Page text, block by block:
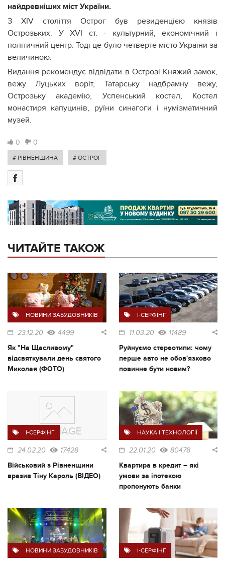
найдревніших міст України.
З XIV століття Острог був резиденцією князів
Острозьких. У XVI ст. - культурний, економічний і
політичний центр. Тоді це було четверте місто України за
величиною.
Видання рекомендує відвідати в Острозі Княжий замок,
вежу Луцьких воріт, Татарську надбрамну вежу,
Острозьку академію, Успенський костел, Костел
монастиря капуцинів, руїни синагоги і нумізматичний
музей.
0 0
# РІВНЕНЩИНА # ОСТРОГ
ЧИТАЙТЕ ТАКОЖ
НОВИНИ ЗАБУДОВНИКІВ
23.12.20 4499
Як "На Щасливому"
відсвяткували день святого
Миколая (ФОТО)
I-СЕРФІНГ
11.03.20 11489
Руйнуємо стереотипи: чому
перше авто не обов'язково
повинне бути новим?
I-СЕРФІНГ
24.02.20 17428
Військовий з Рівненщини
вразив Тіну Кароль (ВІДЕО)
НАУКА І ТЕХНОЛОГІЇ
22.01.20 80478
Квартира в кредит – які
умови за іпотекою
пропонують банки
НОВИНИ ЗАБУДОВНИКІВ I-СЕРФІНГ